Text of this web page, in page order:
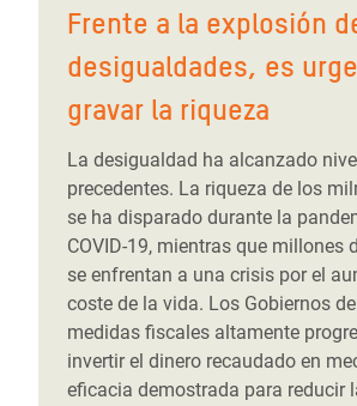
Frente a la explosión
desigualdades, es
gravar la riqueza
La desigualdad ha alcanzado
precedentes. La riqueza de los
se ha disparado durante la
COVID-19, mientras que millones
se enfrentan a una crisis por el
coste de la vida. Los Gobiernos
medidas fiscales altamente
invertir el dinero recaudado en
eficacia demostrada para reducir